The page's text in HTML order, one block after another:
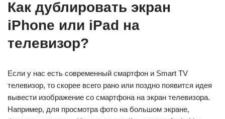
Как дублировать экран
iPhone или iPad на
телевизор?
Если у нас есть современный смартфон и Smart TV
телевизор, то скорее всего рано или поздно появится идея
вывести изображение со смартфона на экран телевизора.
Например, для просмотра фото на большом экране,